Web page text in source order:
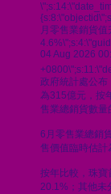
月零售業銷貨值
04 Aug 2026
政府統計處公
為315億元，按
售業總銷貨數
6月零售業總銷
售價值臨時估
按年比較，珠寶
20.1%；其他未